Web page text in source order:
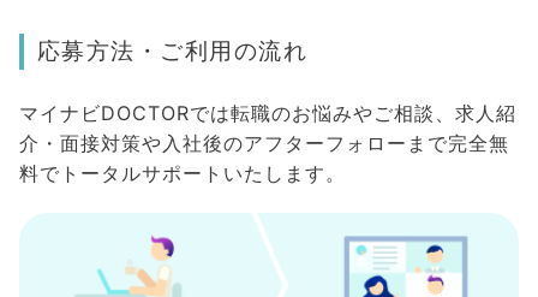
応募方法・ご利用の流れ
マイナビDOCTORでは転職のお悩みやご相談、求人紹
介・面接対策や入社後のアフターフォローまで完全無
料でトータルサポートいたします。